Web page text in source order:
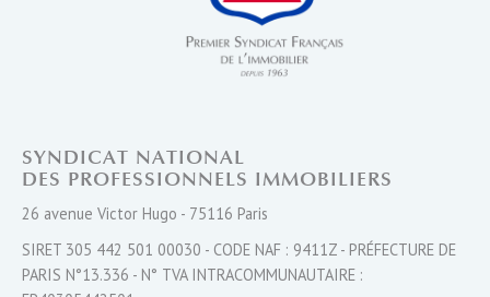
SYNDICAT NATIONAL
DES PROFESSIONNELS IMMOBILIERS
26 avenue Victor Hugo - 75116 Paris
SIRET 305 442 501 00030 - CODE NAF : 9411Z - PRÉFECTURE DE
PARIS N°13.336 - N° TVA INTRACOMMUNAUTAIRE :